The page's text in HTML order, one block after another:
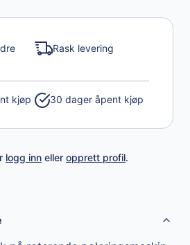
Rask levering
kjøp 30 dager åpent kjøp
logg inn eller opprett profil.